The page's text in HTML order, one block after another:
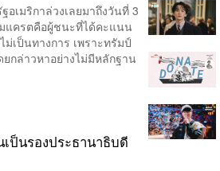
เมริกาล่วงเลยมาถึงวันที่ 3
แครตคือผู้ชนะที่ได้คะแนน
ม่เป็นทางการ เพราะทรัมป์
กล่าวหาอย่างไม่มีหลักฐาน
ป็นรองประธานาธิบดี